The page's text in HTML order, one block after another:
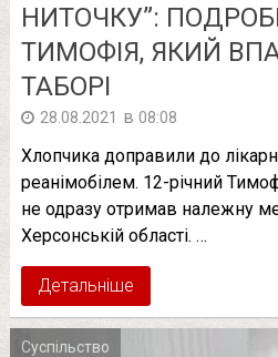
НИТОЧКУ”:
ТИМОФІЯ, ЯКИЙ
ТАБОРІ
28.08.2021 в 08:08
Хлопчика доправили до
реанімобілем. 12-річний
не одразу отримав належну
Херсонській області. …
Детальніше
Суспільство